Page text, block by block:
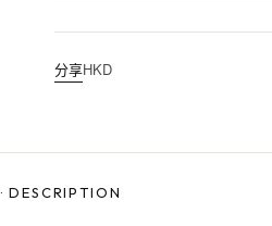
分享HKD
·DESCRIPTION